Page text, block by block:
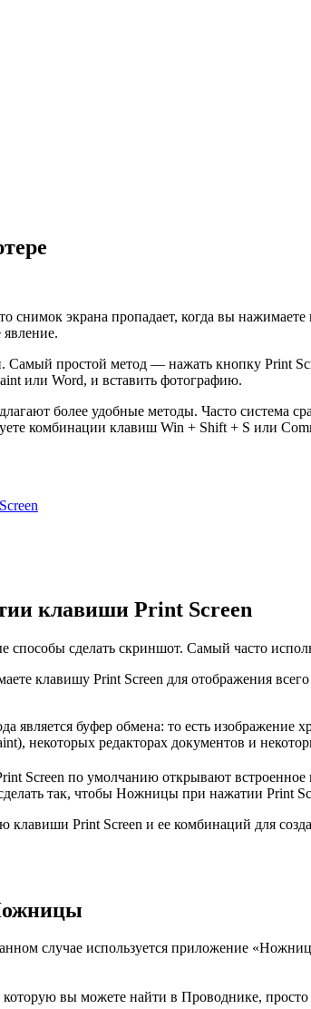
снимок экрана пропадает, когда вы
Самый простой метод — нажать кнопку Print
или Word, и вставить фотографию.
более удобные методы. Часто система
комбинации клавиш Win + Shift + S или
клавиши Print Screen
сделать скриншот. Самый часто
клавишу Print Screen для отображения
является буфер обмена: то есть
некоторых редакторах документов и
Screen по умолчанию открывают
так, чтобы Ножницы при нажатии Print
Print Screen и ее комбинаций для
случае используется приложение
вы можете найти в Проводнике,